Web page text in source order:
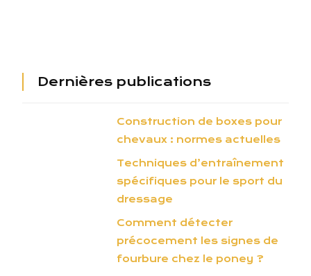
Dernières publications
Construction de boxes pour
chevaux : normes actuelles
Techniques d’entraînement
spécifiques pour le sport du
dressage
Comment détecter
précocement les signes de
fourbure chez le poney ?